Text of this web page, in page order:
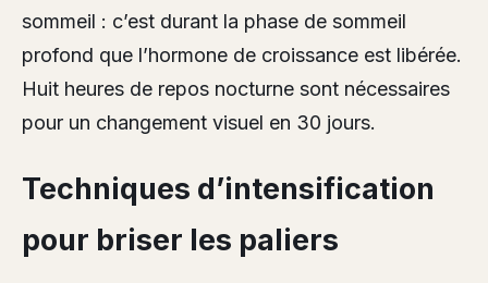
sommeil : c’est durant la phase de sommeil
profond que l’hormone de croissance est libérée.
Huit heures de repos nocturne sont nécessaires
pour un changement visuel en 30 jours.
Techniques d’intensification
pour briser les paliers